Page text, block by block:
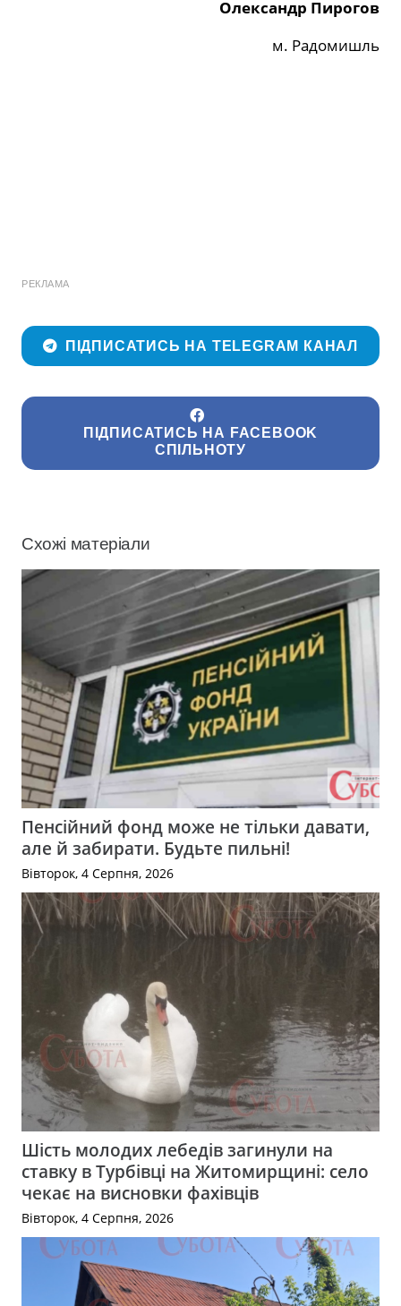
Олександр Пирогов
м. Радомишль
РЕКЛАМА
ПІДПИСАТИСЬ НА TELEGRAM КАНАЛ
ПІДПИСАТИСЬ НА FACEBOOK
СПІЛЬНОТУ
Схожі матеріали
Пенсійний фонд може не тільки давати,
але й забирати. Будьте пильні!
Вівторок, 4 Серпня, 2026
Шість молодих лебедів загинули на
ставку в Турбівці на Житомирщині: село
чекає на висновки фахівців
Вівторок, 4 Серпня, 2026